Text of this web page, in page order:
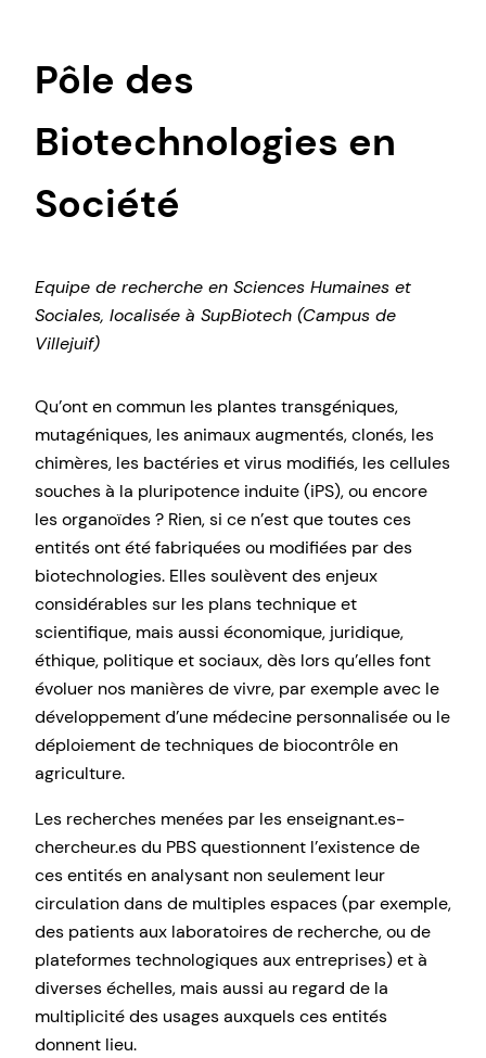
Pôle des
Biotechnologies en
Société
Equipe de recherche en Sciences Humaines et
Sociales, localisée à SupBiotech (Campus de
Villejuif)
Qu’ont en commun les plantes transgéniques,
mutagéniques, les animaux augmentés, clonés, les
chimères, les bactéries et virus modifiés, les cellules
souches à la pluripotence induite (iPS), ou encore
les organoïdes ? Rien, si ce n’est que toutes ces
entités ont été fabriquées ou modifiées par des
biotechnologies. Elles soulèvent des enjeux
considérables sur les plans technique et
scientifique, mais aussi économique, juridique,
éthique, politique et sociaux, dès lors qu’elles font
évoluer nos manières de vivre, par exemple avec le
développement d’une médecine personnalisée ou le
déploiement de techniques de biocontrôle en
agriculture.
Les recherches menées par les enseignant.es-
chercheur.es du PBS questionnent l’existence de
ces entités en analysant non seulement leur
circulation dans de multiples espaces (par exemple,
des patients aux laboratoires de recherche, ou de
plateformes technologiques aux entreprises) et à
diverses échelles, mais aussi au regard de la
multiplicité des usages auxquels ces entités
donnent lieu.